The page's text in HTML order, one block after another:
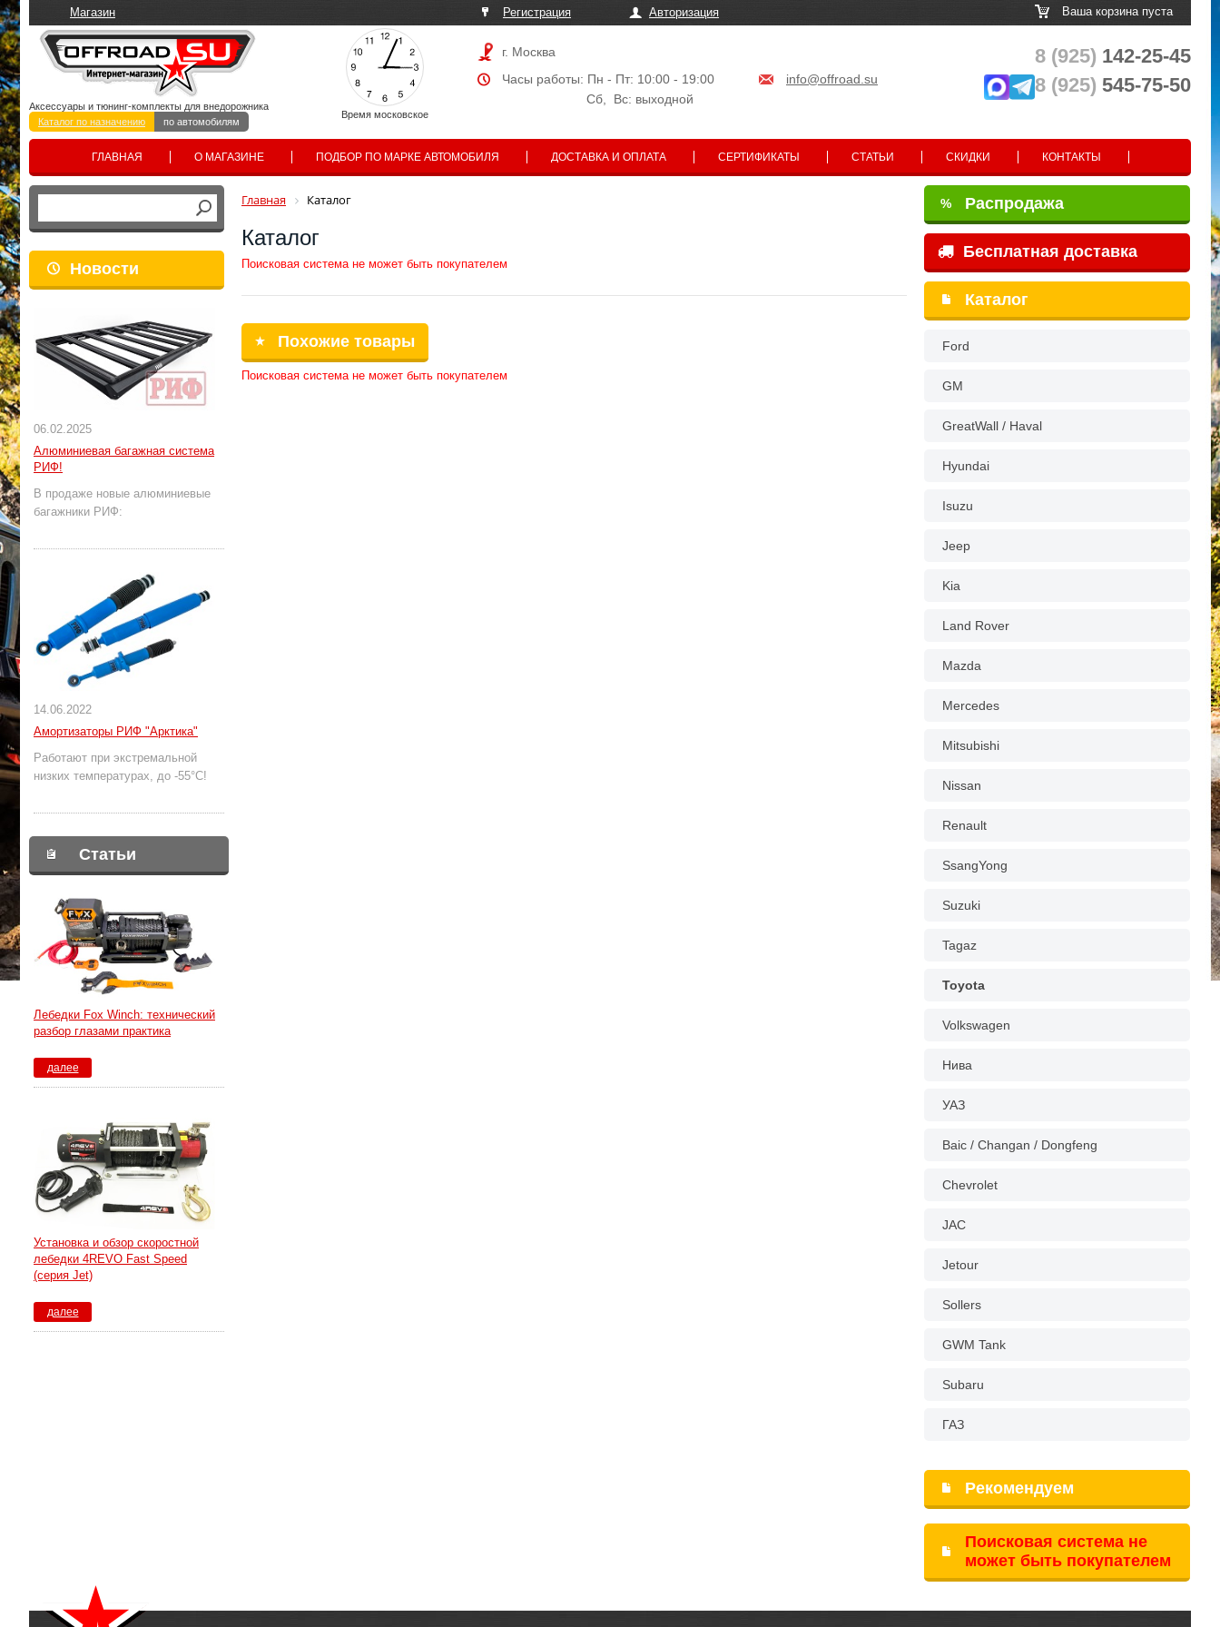
Магазин Регистрация Авторизация Ваша корзина пуста
Время московское
Аксессуары и тюнинг-комплекты для внедорожника
Каталог по назначению
по автомобилям
г. Москва
Часы работы: Пн - Пт: 10:00 - 19:00
info@offroad.su
Сб, Вс: выходной
8 (925) 142-25-45
8 (925) 545-75-50
ГЛАВНАЯ О МАГАЗИНЕ ПОДБОР ПО МАРКЕ АВТОМОБИЛЯ ДОСТАВКА И ОПЛАТА СЕРТИФИКАТЫ СТАТЬИ СКИДКИ КОНТАКТЫ
Новости
06.02.2025
Алюминиевая багажная система
РИФ!
В продаже новые алюминиевые
багажники РИФ:
14.06.2022
Амортизаторы РИФ "Арктика"
Работают при экстремальной
низких температурах, до -55°С!
Статьи
Лебедки Fox Winch: технический
разбор глазами практика
далее
Установка и обзор скоростной
лебедки 4REVO Fast Speed
(серия Jet)
далее
Главная Каталог
Каталог
Поисковая система не может быть покупателем
Похожие товары
Поисковая система не может быть покупателем
% Распродажа
Бесплатная доставка
Каталог
Ford
GM
GreatWall / Haval
Hyundai
Isuzu
Jeep
Kia
Land Rover
Mazda
Mercedes
Mitsubishi
Nissan
Renault
SsangYong
Suzuki
Tagaz
Toyota
Volkswagen
Нива
УАЗ
Baic / Changan / Dongfeng
Chevrolet
JAC
Jetour
Sollers
GWM Tank
Subaru
ГАЗ
Рекомендуем
Поисковая система не
может быть покупателем